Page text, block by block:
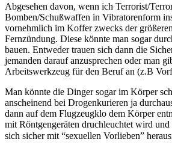
Abgesehen davon, wenn ich Terrorist/
Bomben/Schußwaffen in Vibratorenform
vornehmlich im Koffer zwecks der
Fernzündung. Diese könnte man sogar
bauen. Entweder trauen sich dann die
jemanden darauf anzusprechen oder man
Arbeitswerkzeug für den Beruf an (z.B
Man könnte die Dinger sogar im Körper
anscheinend bei Drogenkurieren ja
dann auf dem Flugzeugklo dem Körper
mit Röntgengeräten druchleuchtet wird und
sich sicher mit “sexuellen Vorlieben”